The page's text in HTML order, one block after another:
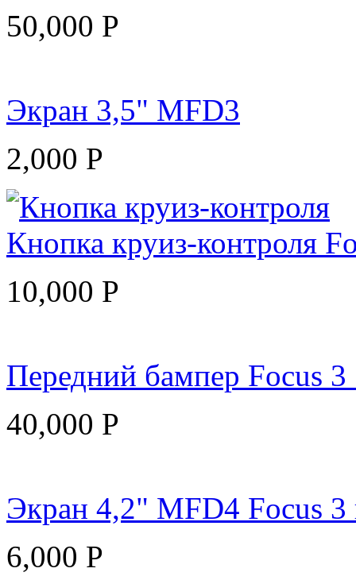
50,000 Р
Экран 3,5" MFD3
2,000 Р
Кнопка круиз-контроля
10,000 Р
Передний бампер Focus 3
40,000 Р
Экран 4,2" MFD4 Focus 3
6,000 Р